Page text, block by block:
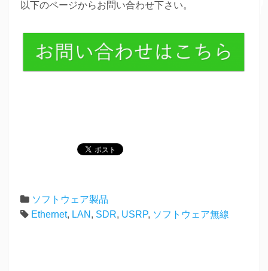
以下のページからお問い合わせ下さい。
ソフトウェア製品
Ethernet, LAN , SDR, USRP, ソフトウェア無線